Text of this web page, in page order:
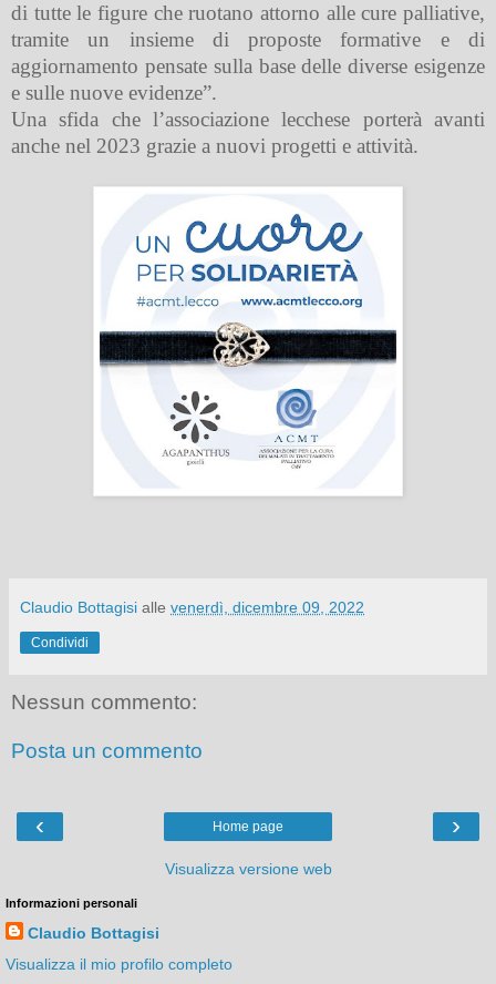
di tutte le figure che ruotano attorno alle cure palliative,
tramite un insieme di proposte formative e di
aggiornamento pensate sulla base delle diverse esigenze
e sulle nuove evidenze”.
Una sfida che l’associazione lecchese porterà avanti
anche nel 2023 grazie a nuovi progetti e attività.
Claudio Bottagisi alle venerdì, dicembre 09, 2022
Condividi
Nessun commento:
Posta un commento
‹ ›
Home page
Visualizza versione web
Informazioni personali
Claudio Bottagisi
Visualizza il mio profilo completo